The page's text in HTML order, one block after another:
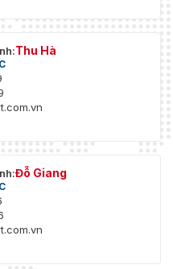
Thu Hà
Đỗ Giang